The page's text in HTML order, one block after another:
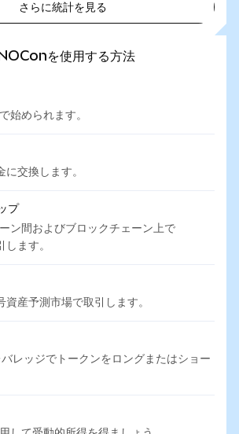
さらに統計を見る
を使用する方法
始められます。
に交換します。
プ
ン間およびブロックチェーン上で
します。
資産予測市場で取引します。
レッジでトークンをロングまたはショー